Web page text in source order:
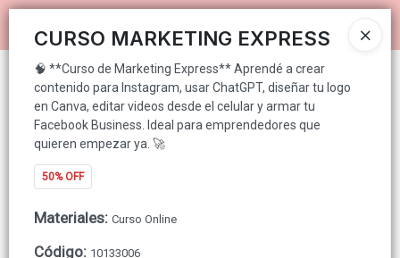
🧠 **Curso de Marketing Express** Aprendé a crear contenido para
desde el celular y armar tu Facebook Business. Ideal para
CURSO MARKETING EXPRESS
🧠 **Curso de Marketing Express** Aprendé a crear
contenido para Instagram, usar ChatGPT, diseñar tu logo
en Canva, editar videos desde el celular y armar tu
Facebook Business. Ideal para emprendedores que
quieren empezar ya. 🚀
50% OFF
Materiales: Curso Online
Código: 10133006
PUNTOS DE VENTA
CÓMO COMPRAR
QUIÉNES SOMOS
GENNUINE PARA CONSUMIDOR FINAL
CONTACTO